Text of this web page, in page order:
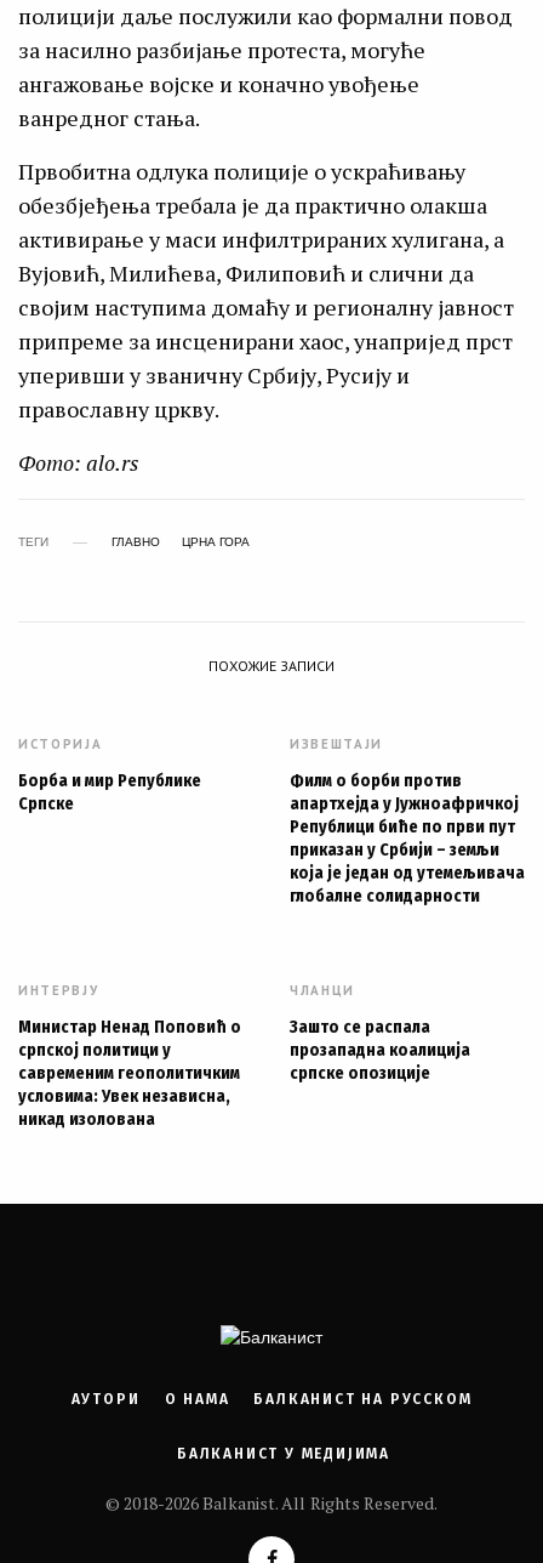
полицији даље послужили као формални повод
за насилно разбијање протеста, могуће
ангажовање војске и коначно увођење
ванредног стања.
Првобитна одлука полиције о ускраћивању
обезбјеђења требала је да практично олакша
активирање у маси инфилтрираних хулигана, а
Вујовић, Милићева, Филиповић и слични да
својим наступима домаћу и регионалну јавност
припреме за инсценирани хаос, унапријед прст
уперивши у званичну Србију, Русију и
православну цркву.
Фото: alo.rs
ТЕГИ ГЛАВНО ЦРНА ГОРА
ПОХОЖИЕ ЗАПИСИ
ИСТОРИЈА
Борба и мир Републике
Српске
ИЗВЕШТАЈИ
Филм о борби против
апартхејда у Јужноафричкој
Републици биће по први пут
приказан у Србији – земљи
која је један од утемељивача
глобалне солидарности
ИНТЕРВЈУ
Министар Ненад Поповић о
српској политици у
савременим геополитичким
условима: Увек независна,
никад изолована
ЧЛАНЦИ
Зашто се распала
прозападна коалиција
српске опозиције
АУТОРИ О НАМА БАЛКАНИСТ НА РУССКОМ
БАЛКАНИСТ У МЕДИЈИМА
© 2018-2026 Balkanist. All Rights Reserved.